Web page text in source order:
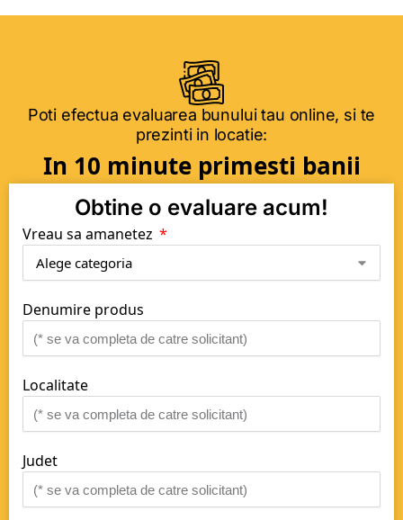
Poti efectua evaluarea bunului tau online, si te
prezinti in locatie:
In 10 minute primesti banii
Obtine o evaluare acum!
Vreau sa amanetez
Denumire produs
Localitate
Judet